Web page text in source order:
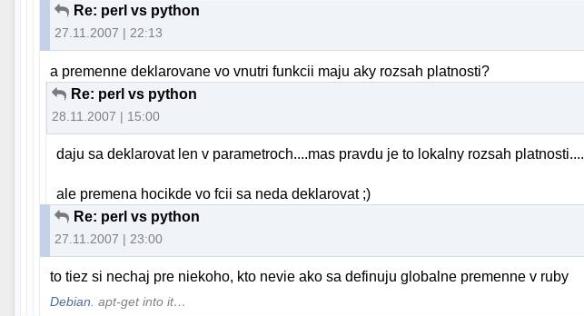
Re: perl vs python
27.11.2007 | 22:13
a premenne deklarovane vo vnutri funkcii maju aky rozsah platnosti?
Re: perl vs python
28.11.2007 | 15:00
daju sa deklarovat len v parametroch....mas pravdu je to lokalny rozsah platnosti....
ale premena hocikde vo fcii sa neda deklarovat ;)
Re: perl vs python
27.11.2007 | 23:00
to tiez si nechaj pre niekoho, kto nevie ako sa definuju globalne premenne v ruby
Debian . apt-get into it…